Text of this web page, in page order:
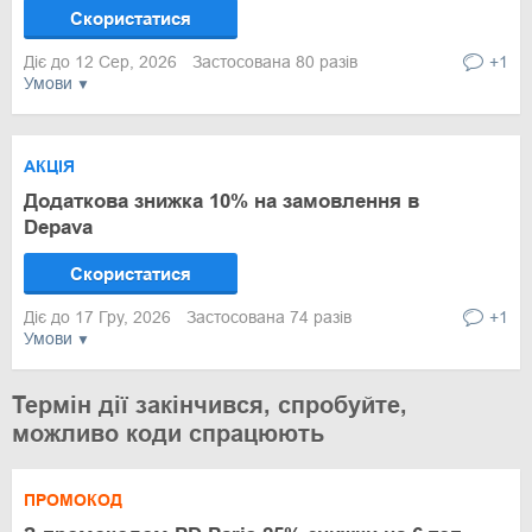
Умови
Скористатися
Діє до 12 Сер, 2026 Застосована 80 разів +1
Умови
АКЦІЯ
Додаткова знижка 10% на замовлення в
Depava
Скористатися
Діє до 17 Гру, 2026 Застосована 74 разів +1
Термін дії закінчився, спробуйте,
можливо коди спрацюють
ПРОМОКОД